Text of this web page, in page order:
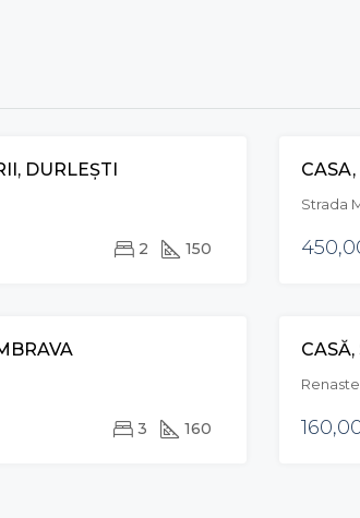
DURLEȘTI
2 150
Strada
3 160